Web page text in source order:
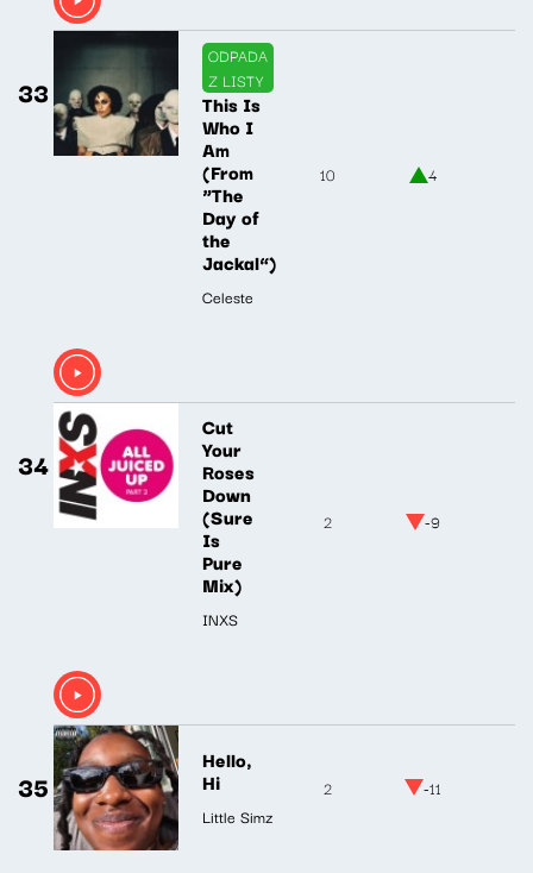
33
ODPADA
Z LISTY
This Is
Who I
Am
(From
“The
Day of
the
Jackal”)
Celeste
10 4
34
Cut
Your
Roses
Down
(Sure
Is
Pure
Mix)
INXS
2 -9
35
Hello,
Hi
Little Simz
2 -11